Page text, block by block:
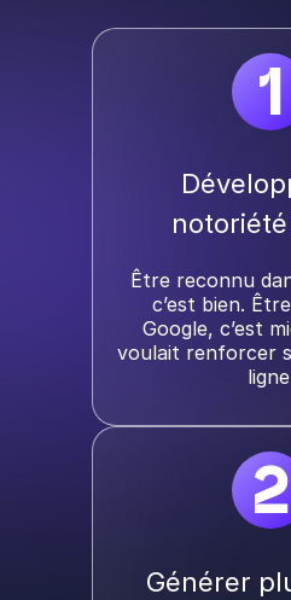
1
Être reconnu
c’est bien.
Google, c’est
voulait renforcer
2
Générer